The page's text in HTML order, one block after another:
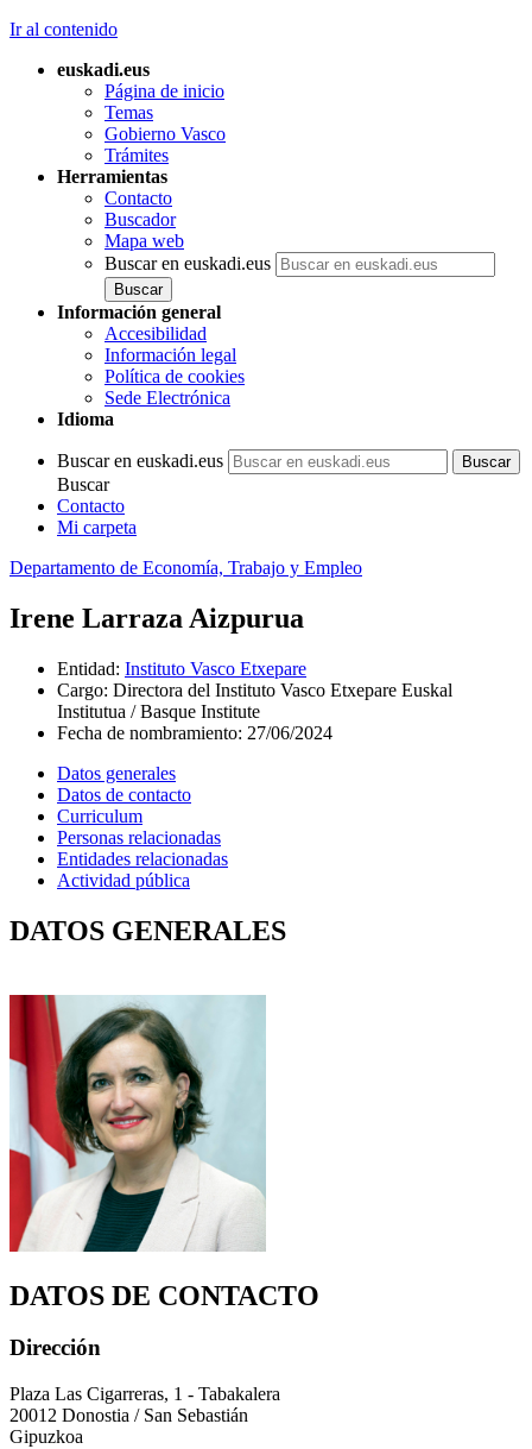
Ir al contenido
euskadi.eus
Página de inicio
Temas
Gobierno Vasco
Trámites
Herramientas
Contacto
Buscador
Mapa web
Buscar en euskadi.eus
Información general
Accesibilidad
Información legal
Política de cookies
Sede Electrónica
Idioma
Buscar en euskadi.eus
Buscar
Contacto
Mi carpeta
Departamento de Economía, Trabajo y Empleo
Irene Larraza Aizpurua
Entidad: Instituto Vasco Etxepare
Cargo: Directora del Instituto Vasco Etxepare Euskal
Institutua / Basque Institute
Fecha de nombramiento: 27/06/2024
Datos generales
Datos de contacto
Curriculum
Personas relacionadas
Entidades relacionadas
Actividad pública
DATOS GENERALES
DATOS DE CONTACTO
Dirección
Plaza Las Cigarreras, 1 - Tabakalera
20012 Donostia / San Sebastián
Gipuzkoa